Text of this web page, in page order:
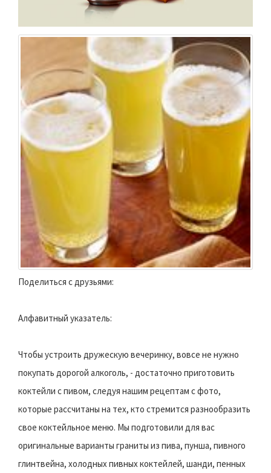
Поделиться с друзьями:
Алфавитный указатель:
Чтобы устроить дружескую вечеринку, вовсе не нужно
покупать дорогой алкоголь, - достаточно приготовить
коктейли с пивом, следуя нашим рецептам с фото,
которые рассчитаны на тех, кто стремится разнообразить
свое коктейльное меню. Мы подготовили для вас
оригинальные варианты граниты из пива, пунша, пивного
глинтвейна, холодных пивных коктейлей, шанди, пенных